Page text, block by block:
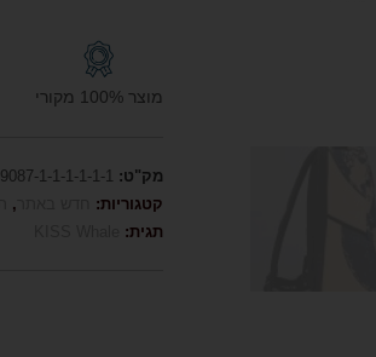
מוצר 100% מקורי
מק"ט: 9087-1-1-1-1-1-1
קטגוריות:
,
תגית: